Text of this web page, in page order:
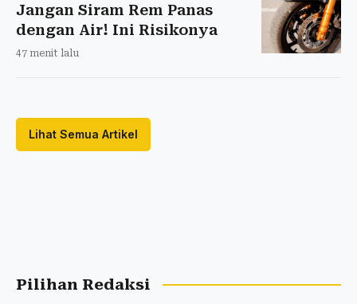
Jangan Siram Rem Panas
dengan Air! Ini Risikonya
47 menit lalu
Lihat Semua Artikel
Pilihan Redaksi